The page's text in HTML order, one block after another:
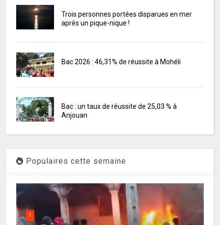
Trois personnes portées disparues en mer
après un pique-nique !
Bac 2026 : 46,31% de réussite à Mohéli
Bac : un taux de réussite de 25,03 % à
Anjouan
Populaires cette semaine
1